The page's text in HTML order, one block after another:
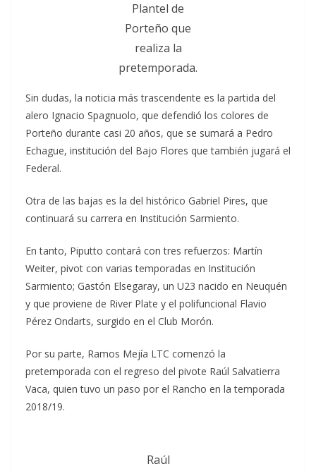
Plantel de
Porteño que
realiza la
pretemporada.
Sin dudas, la noticia más trascendente es la partida del
alero Ignacio Spagnuolo, que defendió los colores de
Porteño durante casi 20 años, que se sumará a Pedro
Echague, institución del Bajo Flores que también jugará el
Federal.
Otra de las bajas es la del histórico Gabriel Pires, que
continuará su carrera en Institución Sarmiento.
En tanto, Piputto contará con tres refuerzos: Martín
Weiter, pivot con varias temporadas en Institución
Sarmiento; Gastón Elsegaray, un U23 nacido en Neuquén
y que proviene de River Plate y el polifuncional Flavio
Pérez Ondarts, surgido en el Club Morón.
Por su parte, Ramos Mejía LTC comenzó la
pretemporada con el regreso del pivote Raúl Salvatierra
Vaca, quien tuvo un paso por el Rancho en la temporada
2018/19.
Raúl